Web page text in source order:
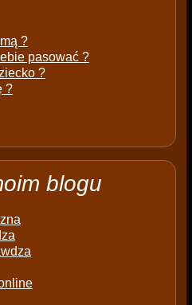
?
pasować ?
?
?
blogu